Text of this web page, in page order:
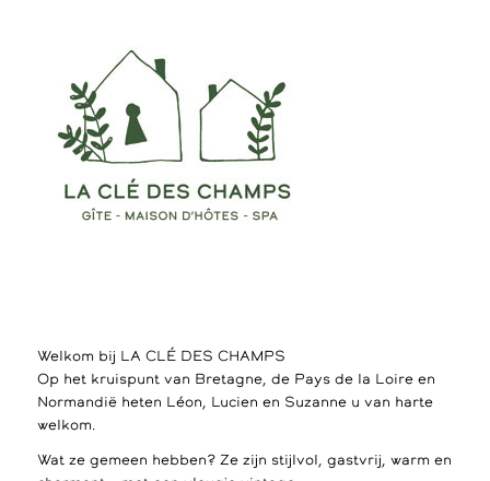
Welkom bij LA CLÉ DES CHAMPS
Op het kruispunt van Bretagne, de Pays de la Loire en
Normandië heten Léon, Lucien en Suzanne u van harte
welkom.
Wat ze gemeen hebben? Ze zijn stijlvol, gastvrij, warm en